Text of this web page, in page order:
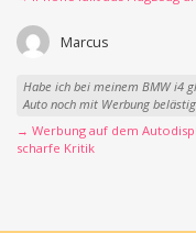
Marcus
Habe ich bei meinem BMW i4
Auto noch mit Werbung
→ Werbung auf dem
scharfe Kritik